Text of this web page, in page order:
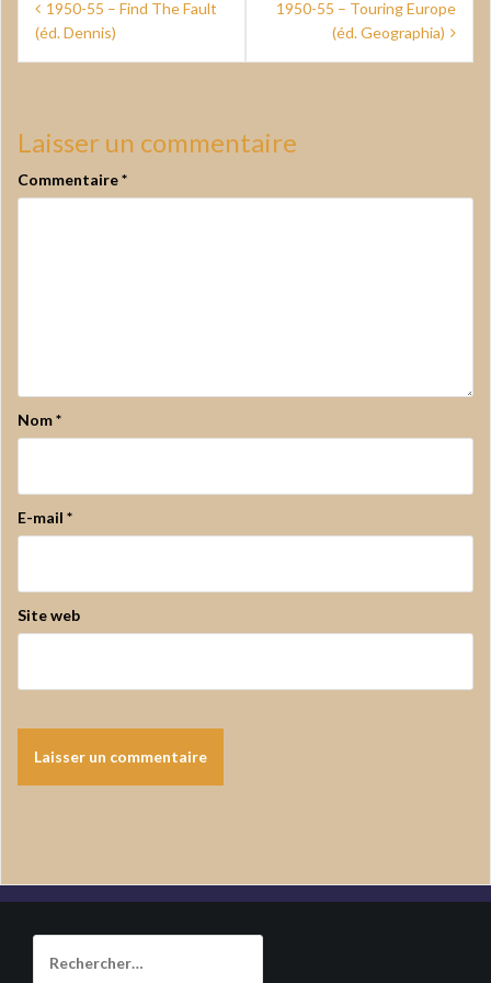
de
l’article
1950-55 – Find The Fault
(éd. Dennis)
1950-55 – Touring Europe
(éd. Geographia)
Laisser un commentaire
Commentaire*
Nom*
E-mail *
Site web